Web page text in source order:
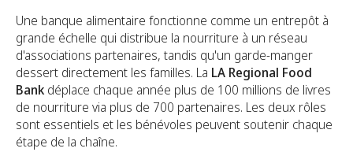
Une banque alimentaire fonctionne comme un entrepôt à
grande échelle qui distribue la nourriture à un réseau
d'associations partenaires, tandis qu'un garde-manger
dessert directement les familles. La LA Regional Food
Bank déplace chaque année plus de 100 millions de livres
de nourriture via plus de 700 partenaires. Les deux rôles
sont essentiels et les bénévoles peuvent soutenir chaque
étape de la chaîne.